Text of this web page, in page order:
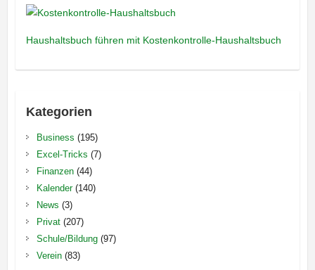
Haushaltsbuch führen mit Kostenkontrolle-Haushaltsbuch
Kategorien
Business (195)
Excel-Tricks (7)
Finanzen(44)
Kalender(140)
News (3)
Privat(207)
Schule/Bildung(97)
Verein(83)